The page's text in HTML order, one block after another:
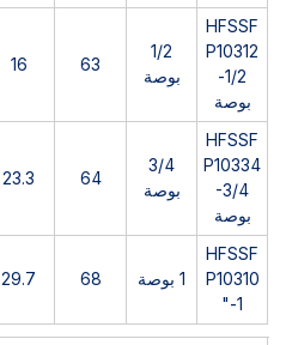
HFSSF
P10312
-1/2
بوصة
1/2
بوصة
63
16
HFSSF
P10334
-3/4
بوصة
3/4
بوصة
64
23.3
HFSSF
P10310
-1"
1 بوصة 68
29.7